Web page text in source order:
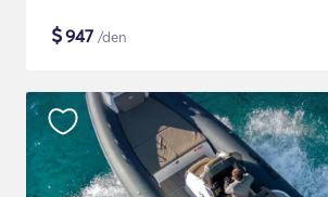
$947 /den